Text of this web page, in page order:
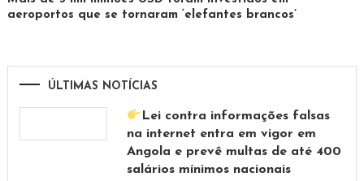
aeroportos que se tornaram ‘elefantes brancos’
ÚLTIMAS NOTÍCIAS
Lei contra informações falsas
na internet entra em vigor em
Angola e prevê multas de até 400
salários mínimos nacionais